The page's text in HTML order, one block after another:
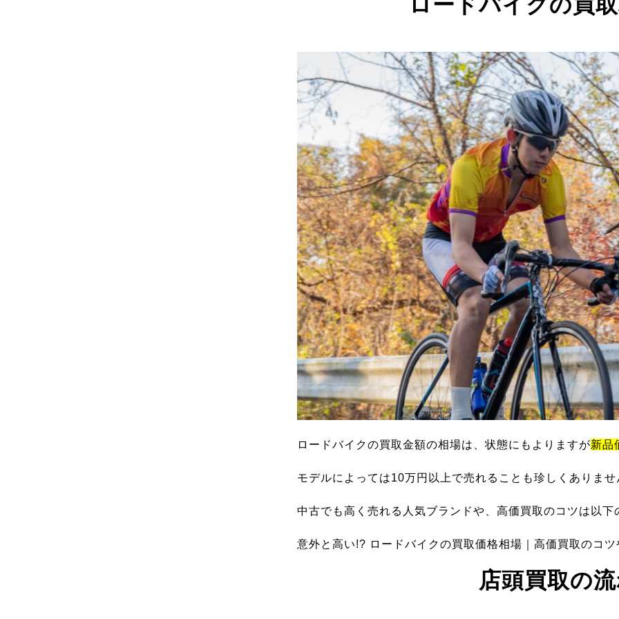
ロードバイクの買取金額の相場は、状態にもよりますが新品
モデルによっては10万円以上で売れることも珍しくありませ
中古でも高く売れる人気ブランドや、高価買取のコツは以
意外と高い!? ロードバイクの買取価格相場｜高価買取のコ
店頭買取の